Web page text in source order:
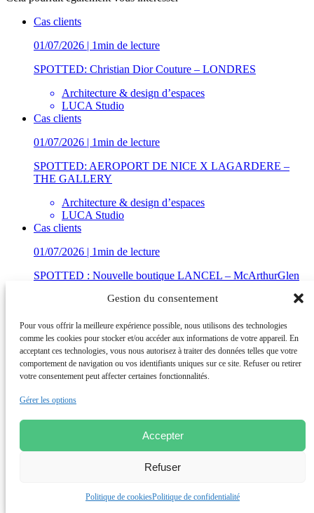
Gestion du consentement
Pour vous offrir la meilleure expérience possible, nous utilisons des technologies
comme les cookies pour stocker et/ou accéder aux informations de votre appareil. En
acceptant ces technologies, vous nous autorisez à traiter des données telles que votre
comportement de navigation ou vos identifiants uniques sur ce site. Refuser ou retirer
votre consentement peut affecter certaines fonctionnalités.
Gérer les options
Accepter
Refuser
Politique de cookiesPolitique de confidentialité
Cas clients
01/07/2026 | 1min de lecture
SPOTTED: Christian Dior Couture – LONDRES
Architecture & design d’espaces
LUCA Studio
Cas clients
01/07/2026 | 1min de lecture
SPOTTED: AEROPORT DE NICE X LAGARDERE –
THE GALLERY
Architecture & design d’espaces
LUCA Studio
Cas clients
01/07/2026 | 1min de lecture
SPOTTED : Nouvelle boutique LANCEL – McArthurGlen
LUCA Studio
Découvrez nos insights
Conseil en Transformation
et PerformanceConseil Opérationnel
et Formations Achats
Groupe de conseil international accompagnant les directions
transformation et performance. 1000+ collaborateurs, 9 pays, 20